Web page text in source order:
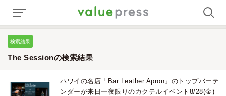
検索結果
The Sessionの検索結果
ハワイの名店「Bar Leather Apron」のトップバーテ
ンダーが来日一夜限りのカクテルイベント8/28(金)